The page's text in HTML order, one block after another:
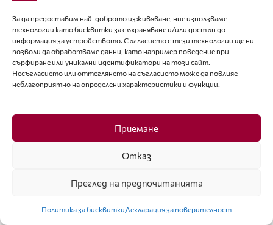
За да предоставим най-доброто изживяване, ние използваме
технологии като бисквитки за съхраняване и/или достъп до
информация за устройството. Съгласието с тези технологии ще ни
позволи да обработваме данни, като например поведение при
сърфиране или уникални идентификатори на този сайт.
Несъгласието или оттеглянето на съгласието може да повлияе
неблагоприятно на определени характеристики и функции.
Приемане
Отказ
Преглед на предпочитанията
Политика за бисквиткиДекларация за поверителност
За контакти
editor@fashion-lifestyle.net
+359 88 227 33 47
Последвайте ни
Facebook
ISSN 1314-8915 Copyright © 2007-2025 Ot igla do konetz Ltd. & Fashion.bg